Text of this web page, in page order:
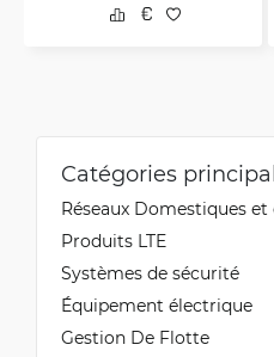
Catégories
Réseaux Domestiques et
Produits LTE
Systèmes de sécurité
Équipement électrique
Gestion De Flotte